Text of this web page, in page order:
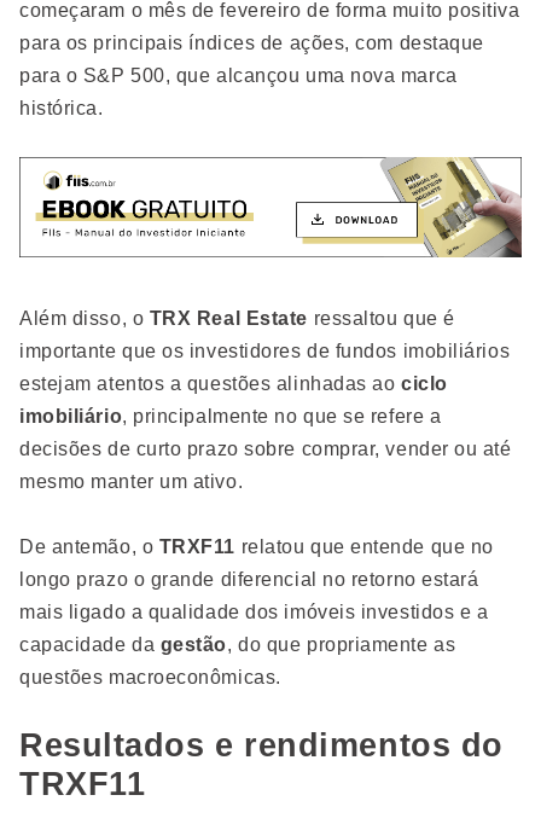
começaram o mês de fevereiro de forma muito positiva
para os principais índices de ações, com destaque
para o S&P 500, que alcançou uma nova marca
histórica.
Além disso, o TRX Real Estate ressaltou que é
importante que os investidores de fundos imobiliários
estejam atentos a questões alinhadas ao ciclo
imobiliário, principalmente no que se refere a
decisões de curto prazo sobre comprar, vender ou até
mesmo manter um ativo.
De antemão, o TRXF11 relatou que entende que no
longo prazo o grande diferencial no retorno estará
mais ligado a qualidade dos imóveis investidos e a
capacidade da gestão, do que propriamente as
questões macroeconômicas.
Resultados e rendimentos do
TRXF11